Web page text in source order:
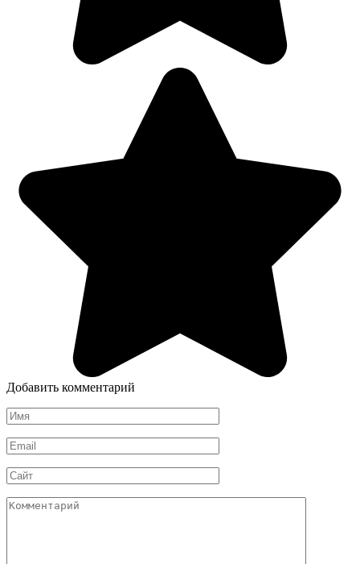
Добавить комментарий
Имя
*
Email
*
Сайт
Комментарий